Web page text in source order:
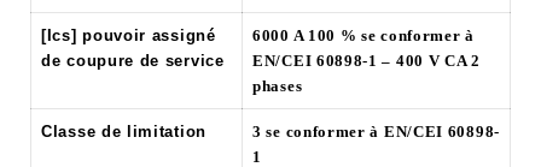
[Ics] pouvoir assigné
de coupure de service
6000 A 100 % se conformer à
EN/CEI 60898-1 – 400 V CA 2
phases
Classe de limitation
3 se conformer à EN/CEI 60898-
1